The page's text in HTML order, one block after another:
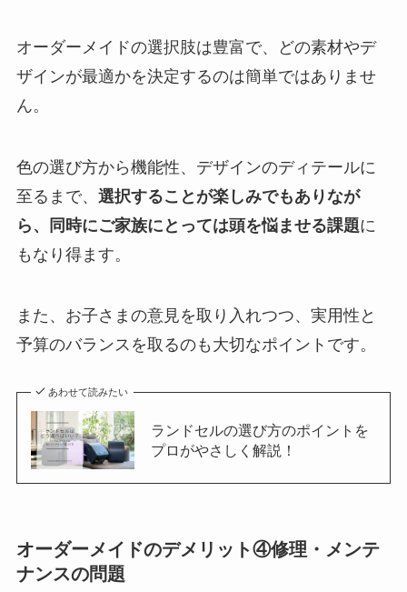
オーダーメイドの選択肢は豊富で、どの素材やデ
ザインが最適かを決定するのは簡単ではありませ
ん。
色の選び方から機能性、デザインのディテールに
至るまで、 選択することが楽しみでもありなが
ら、同時にご家族にとっては頭を悩ませる課題に
もなり得ます。
また、お子さまの意見を取り入れつつ、実用性と
予算のバランスを取るのも大切なポイントです。
あわせて読みたい
ランドセルの選び方のポイントを
プロがやさしく解説！
オーダーメイドのデメリット④修理・メンテ
ナンスの問題